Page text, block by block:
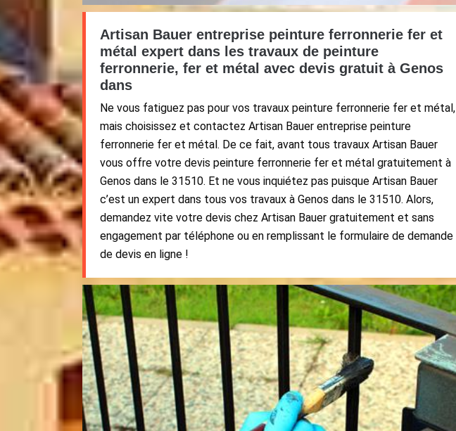
Artisan Bauer entreprise peinture ferronnerie fer et
métal expert dans les travaux de peinture
ferronnerie, fer et métal avec devis gratuit à Genos
dans
Ne vous fatiguez pas pour vos travaux peinture ferronnerie fer et métal,
mais choisissez et contactez Artisan Bauer entreprise peinture
ferronnerie fer et métal. De ce fait, avant tous travaux Artisan Bauer
vous offre votre devis peinture ferronnerie fer et métal gratuitement à
Genos dans le 31510. Et ne vous inquiétez pas puisque Artisan Bauer
c’est un expert dans tous vos travaux à Genos dans le 31510. Alors,
demandez vite votre devis chez Artisan Bauer gratuitement et sans
engagement par téléphone ou en remplissant le formulaire de demande
de devis en ligne !